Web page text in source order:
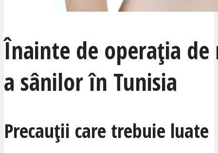
Înainte de operația de
a sânilor în Tunisia
Precauții care trebuie luate